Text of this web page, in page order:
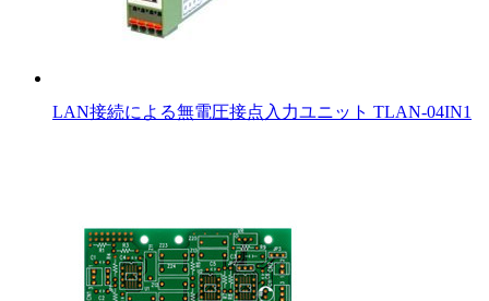
LAN接続による無電圧接点入力ユニット TLAN-04IN1